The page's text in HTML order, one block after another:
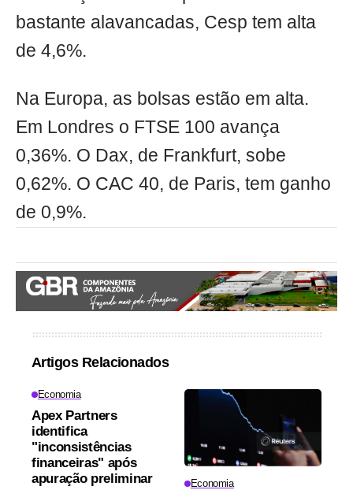
bastante alavancadas, Cesp tem alta
de 4,6%.
Na Europa, as bolsas estão em alta.
Em Londres o FTSE 100 avança
0,36%. O Dax, de Frankfurt, sobe
0,62%. O CAC 40, de Paris, tem ganho
de 0,9%.
Artigos Relacionados
Economia
Apex Partners
identifica
"inconsistências
financeiras" após
apuração preliminar
Economia